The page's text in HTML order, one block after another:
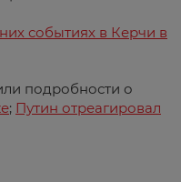
событиях в Керчи в
подробности о
; Путин отреагировал